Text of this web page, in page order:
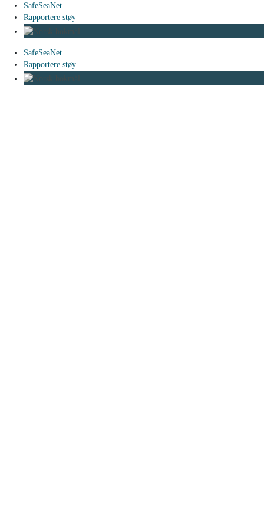
SafeSeaNet
Rapportere støy
SafeSeaNet
Rapportere støy